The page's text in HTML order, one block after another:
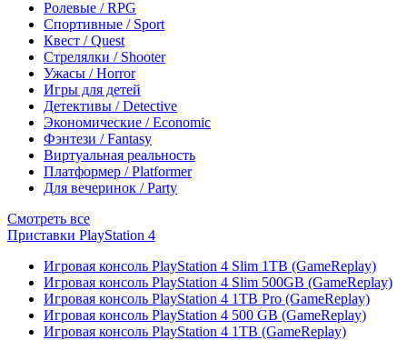
Ролевые / RPG
Спортивные / Sport
Квест / Quest
Стрелялки / Shooter
Ужасы / Horror
Игры для детей
Детективы / Detective
Экономические / Economic
Фэнтези / Fantasy
Виртуальная реальность
Платформер / Platformer
Для вечеринок / Party
Смотреть все
Приставки PlayStation 4
Игровая консоль PlayStation 4 Slim 1TB (GameReplay)
Игровая консоль PlayStation 4 Slim 500GB (GameReplay)
Игровая консоль PlayStation 4 1TB Pro (GameReplay)
Игровая консоль PlayStation 4 500 GB (GameReplay)
Игровая консоль PlayStation 4 1TB (GameReplay)